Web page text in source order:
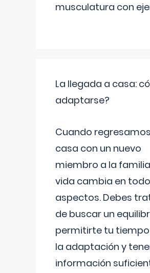
musculatura con
La llegada a casa:
adaptarse?
Cuando
casa con un nuevo
miembro a la
vida cambia en
aspectos. Debes
de buscar un
permitirte tu
la adaptación y
información